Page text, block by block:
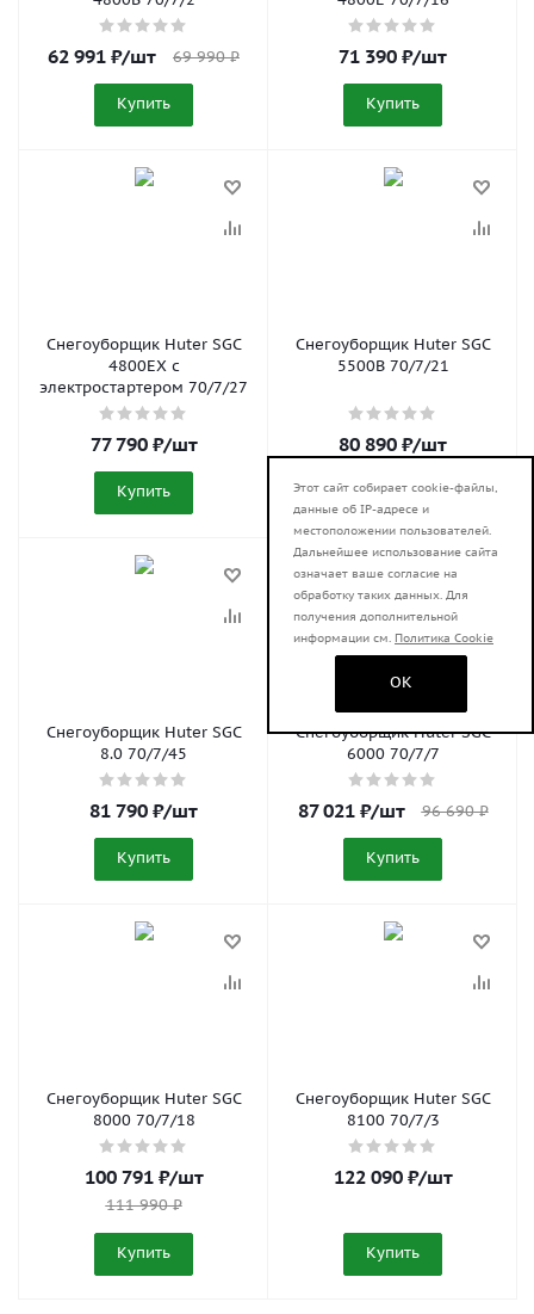
62 991 ₽/шт 69 990₽
Купить
71 390 ₽/шт
Купить
Снегоуборщик Huter SGC
4800EX с
электростартером 70/7/27
77 790₽/шт
Купить
Снегоуборщик Huter SGC
5500B 70/7/21
80 890 ₽/шт
Купить
Снегоуборщик Huter SGC
8.0 70/7/45
81 790 ₽/шт
Купить
Снегоуборщик Huter SGC
6000 70/7/7
87 021₽/шт 96 690₽
Купить
Снегоуборщик Huter SGC
8000 70/7/18
100 791₽/шт
111 990₽
Купить
Снегоуборщик Huter SGC
8100 70/7/3
122 090₽/шт
Купить
Этот сайт собирает cookie-файлы,
данные об IP-адресе и
местоположении пользователей.
Дальнейшее использование сайта
означает ваше согласие на
обработку таких данных. Для
получения дополнительной
информации см. Политика Cookie
OK